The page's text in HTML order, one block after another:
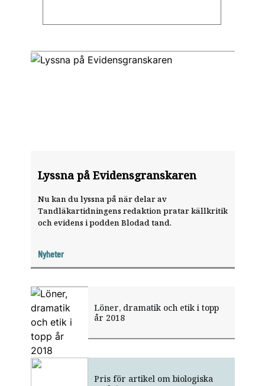
Lyssna på Evidensgranskaren
Nu kan du lyssna på när delar av
Tandläkartidningens redaktion pratar källkritik
och evidens i podden Blodad tand.
Nyheter
Löner, dramatik och etik i topp
år 2018
Pris för artikel om­ biologiska